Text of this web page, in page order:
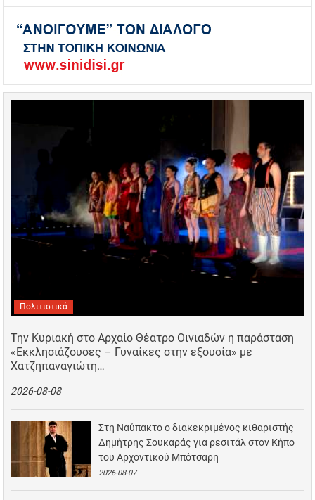
Πολιτιστικά
Την Κυριακή στο Αρχαίο Θέατρο Οινιαδών η παράσταση
«Εκκλησιάζουσες – Γυναίκες στην εξουσία» με
Χατζηπαναγιώτη…
2026-08-08
Στη Ναύπακτο ο διακεκριμένος κιθαριστής
Δημήτρης Σουκαράς για ρεσιτάλ στον Κήπο
του Αρχοντικού Μπότσαρη
2026-08-07